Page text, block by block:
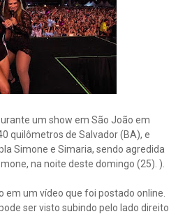
um show em São João em
quilômetros de Salvador (BA), e
Simone e Simaria, sendo agredida
na noite deste domingo (25). ).
em um vídeo que foi postado online.
ser visto subindo pelo lado direito